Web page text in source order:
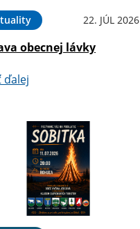
22. JÚL 2026
obecnej lávky
ďalej